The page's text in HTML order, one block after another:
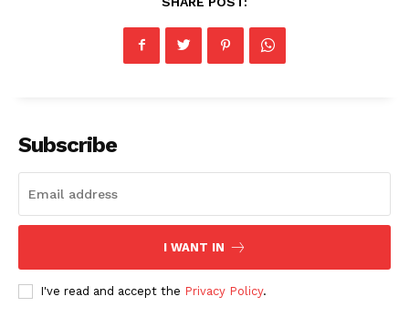
Subscribe
I WANT IN
I've read and accept the Privacy Policy.